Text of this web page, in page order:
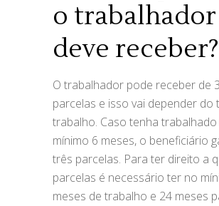
o trabalhador
deve receber?
O trabalhador pode receber de
parcelas e isso vai depender do
trabalho. Caso tenha
mínimo 6 meses, o beneficiário
três parcelas. Para ter direito a
parcelas é necessário ter no
meses de trabalho e 24 meses